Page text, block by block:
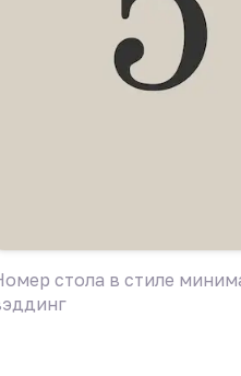
стола в стиле